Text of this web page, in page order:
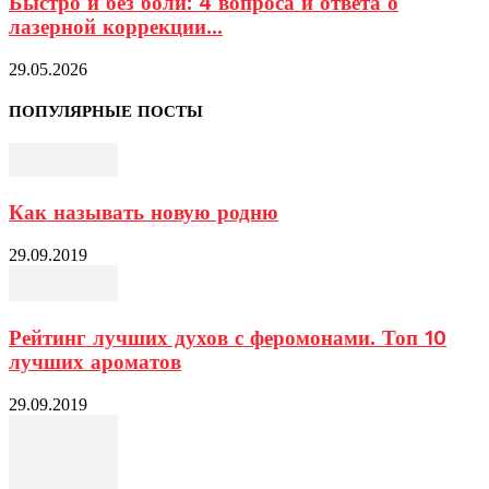
лазерной коррекции...
29.05.2026
ПОПУЛЯРНЫЕ ПОСТЫ
Как называть новую родню
29.09.2019
Рейтинг лучших духов с феромонами. Топ 10
лучших ароматов
29.09.2019